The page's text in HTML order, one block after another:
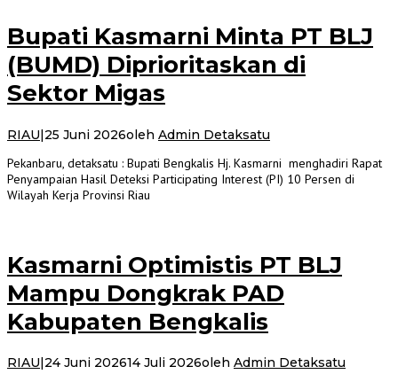
Bupati Kasmarni Minta PT BLJ
(BUMD) Diprioritaskan di
Sektor Migas
RIAU|25 Juni 2026oleh Admin Detaksatu
Pekanbaru, detaksatu : Bupati Bengkalis Hj. Kasmarni menghadiri Rapat
Penyampaian Hasil Deteksi Participating Interest (PI) 10 Persen di
Wilayah Kerja Provinsi Riau
Kasmarni Optimistis PT BLJ
Mampu Dongkrak PAD
Kabupaten Bengkalis
RIAU|24 Juni 202614 Juli 2026oleh Admin Detaksatu